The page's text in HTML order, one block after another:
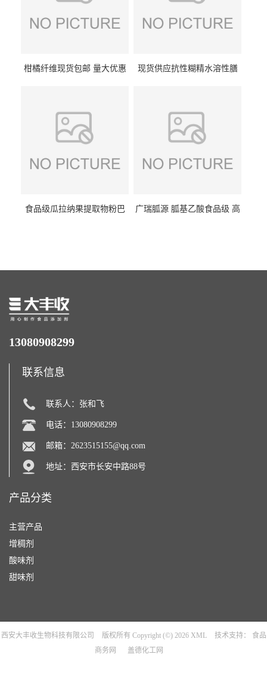
柑橘纤维现货包邮 量大优惠
现货供应抗性糊精水溶性膳
食品级瓜拉纳果提取物粉巴
广瑞胍源 胍基乙酸食品级 高
13080908299
联系信息
联系人：张和飞
电话：13080908299
邮箱： 2623515155@qq.com
地址：西安市长安中路88号
产品分类
主营产品
增稠剂
酸味剂
甜味剂
西安大丰收生物科技有限公司 版权所有 Copyright (©) 2026 XML 技术支持：
食品
商务网
盖德化工网